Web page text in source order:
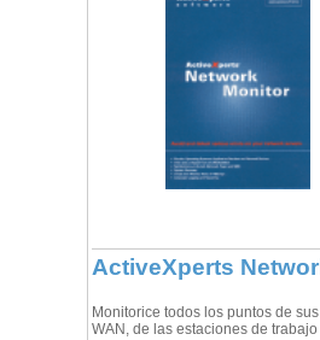
ActiveXperts
Monitorice todos los puntos de
WAN, de las estaciones de